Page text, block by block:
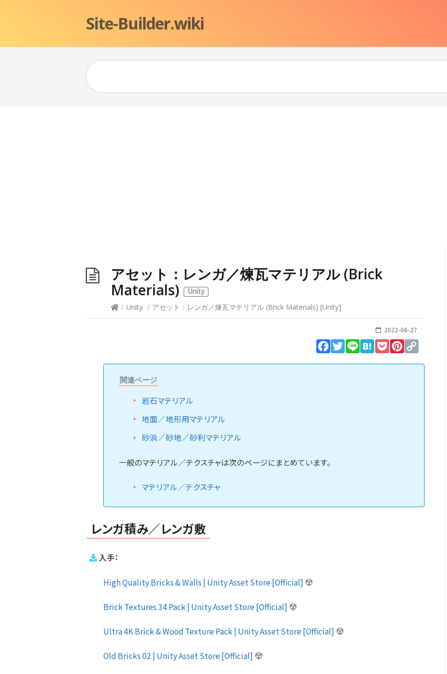
Site-Builder.wiki
アセット：レンガ／煉瓦マテリアル (Brick
Materials)
Unity
/ Unity / アセット：レンガ／煉瓦マテリアル (Brick Materials) [Unity]
2022-06-27
Facebook
Twitter
Line HatenaPocketPinterest
関連ページ
岩石マテリアル
地面／地形用マテリアル
砂浜／砂地／砂利マテリアル
一般のマテリアル／テクスチャは次のページにまとめています。
マテリアル／テクスチャ
レンガ積み／レンガ敷
入手：
High Quality Bricks & Walls | Unity Asset Store [Official]
Brick Textures 34 Pack | Unity Asset Store [Official]
Ultra 4K Brick & Wood Texture Pack | Unity Asset Store [Official]
Old Bricks 02 | Unity Asset Store [Official]